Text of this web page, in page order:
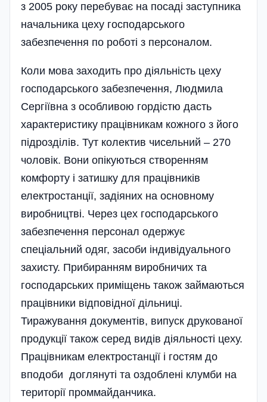
з 2005 року перебуває на посаді заступника
начальника цеху господарського
забезпечення по роботі з персоналом.
Коли мова заходить про діяль­ність цеху
господарського забезпечення, Людмила
Сергіївна з особли­вою гордістю дасть
характеристику працівникам кожного з його
під­розділів. Тут колектив чисельний – 270
чоловік. Вони опікуються створенням
комфорту і затишку для працівників
електростанції, задіяних на основному
виробництві. Через цех господарського
забезпечення персонал одержує
спеціальний одяг, засоби індивідуального
захисту. Прибиранням виробничих та
господарських приміщень також займаю­ться
працівники відповідної діль­ниці.
Тиражування документів, випуск друкованої
продукції також серед видів діяльності цеху.
Працівникам електростанції і гостям до
вподоби доглянуті та оздоблені клум­би на
території проммайданчика.